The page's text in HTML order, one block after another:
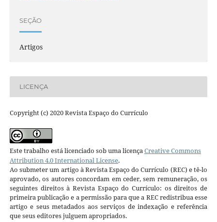
SEÇÃO
Artigos
LICENÇA
Copyright (c) 2020 Revista Espaço do Currículo
Este trabalho está licenciado sob uma licençaCreative Commons
Attribution 4.0 International License.
Ao submeter um artigo à Revista Espaço do Currículo (REC) e tê-lo
aprovado, os autores concordam em ceder, sem remuneração, os
seguintes direitos à Revista Espaço do Currículo: os direitos de
primeira publicação e a permissão para que a REC redistribua esse
artigo e seus metadados aos serviços de indexação e referência
que seus editores julguem apropriados.